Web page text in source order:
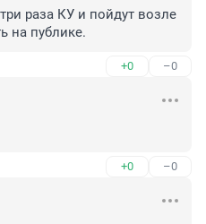
раза КУ и пойдут возле
на публике.
+0 –0
+0 –0